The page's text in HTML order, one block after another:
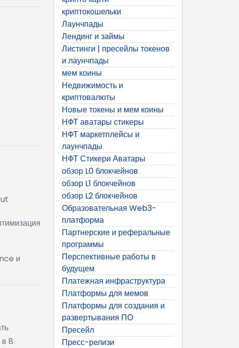
и
8
криптокошельки
Лаунчпады
Лендинг и займы
Листинги | пресейлы токенов
и лаунчпады
мем коины
Недвижимость и
криптовалюты
Новые токены и мем коины
НФТ аватары стикеры
НФТ маркетплейсы и
лаунчпады
НФТ Стикери Аватары
обзор L0 блокчейнов
обзор L1 блокчейнов
обзор L2 блокчейнов
Образовательная Web3-
платформа
Партнерские и реферальные
программы
Перспективные работы в
будущем
Платежная инфраструктура
Платформы для мемов
Платформы для создания и
развертывания ПО
Пресейл
Пресс-релизи